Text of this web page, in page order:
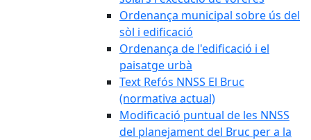
Ordenança municipal sobre ús del
sòl i edificació
Ordenança de l'edificació i el
paisatge urbà
Text Refós NNSS El Bruc
(normativa actual)
Modificació puntual de les NNSS
del planejament del Bruc per a la